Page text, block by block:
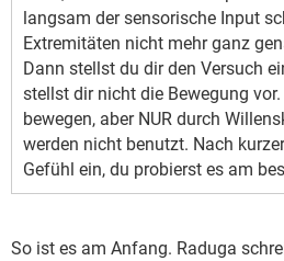
langsam der sensorische Input
Extremitäten nicht mehr ganz
Dann stellst du dir den Versuch
stellst dir nicht die Bewegung
bewegen, aber NUR durch
werden nicht benutzt. Nach
Gefühl ein, du probierst es am
So ist es am Anfang. Raduga